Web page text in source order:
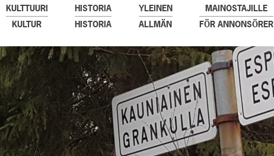
KULTTUURI
KULTUR
HISTORIA
HISTORIA
YLEINEN
ALLMÄN
MAINOSTAJILLE
FÖR ANNONSÖRER